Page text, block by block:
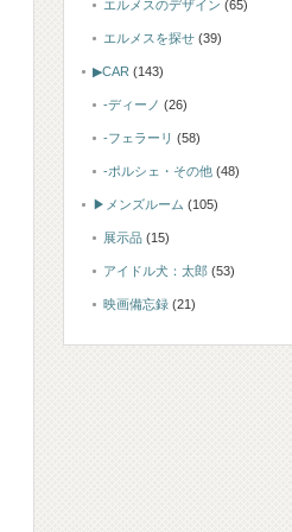
エルメスのデザイン (65)
エルメスを探せ (39)
▶CAR (143)
-ディーノ (26)
-フェラーリ (58)
-ポルシェ・その他 (48)
▶メンズルーム (105)
展示品 (15)
アイドル犬：太郎 (53)
映画備忘録 (21)